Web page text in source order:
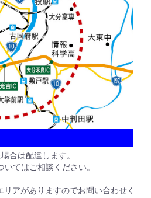
合は配達します。
てはご相談ください。
アがありますのでお問い合わせく